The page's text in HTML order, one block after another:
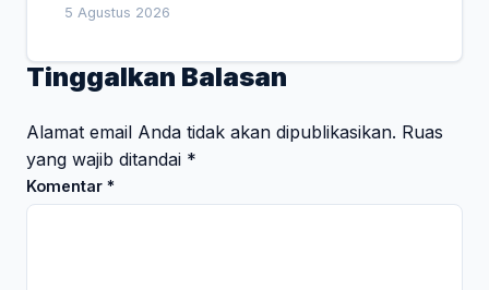
5 Agustus 2026
Tinggalkan Balasan
Alamat email Anda tidak akan dipublikasikan. Ruas
yang wajib ditandai *
Komentar *